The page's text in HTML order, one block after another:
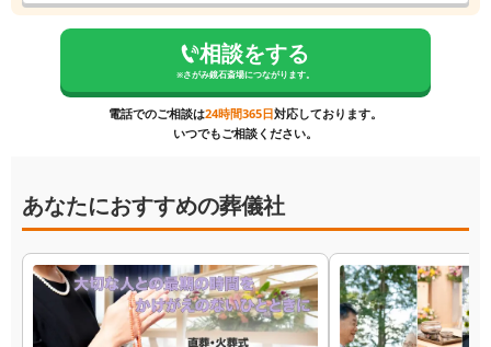
相談をする
※さがみ鏡石斎場につながります。
電話でのご相談は24時間365日対応しております。
いつでもご相談ください。
あなたにおすすめの葬儀社